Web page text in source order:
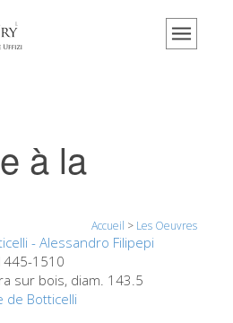
et expositions
des visiteurs
la Galerie
à la
Accueil > Les Oeuvres
- Alessandro Filipepi
1510
sur bois, diam. 143.5
de Botticelli